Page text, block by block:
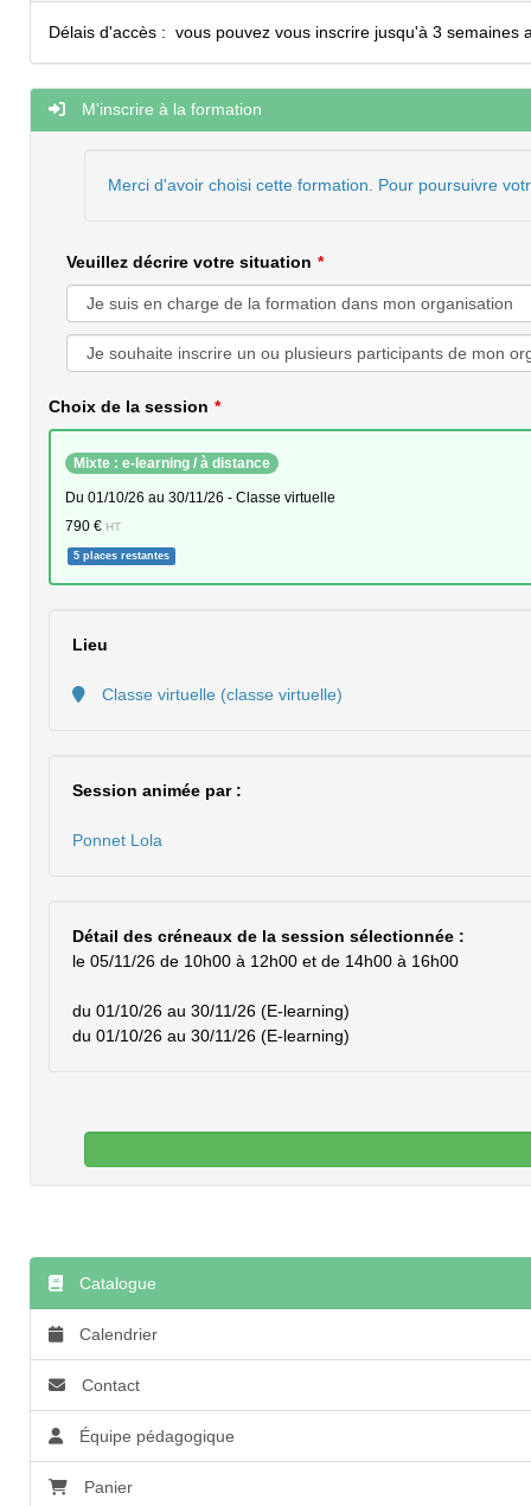
Délais d'accès : vous pouvez vous inscrire jusqu'à 3
M'inscrire à la formation
Merci d'avoir choisi cette formation. Pour poursuivre
Veuillez décrire votre situation
Choix de la session
Mixte : e-learning / à distance
du 01/10/26 au 30/11/26 - Classe virtuelle
790 € HT
5 places restantes
Lieu
Classe virtuelle (classe virtuelle)
Session animée par :
Ponnet Lola
Détail des créneaux de la session sélectionnée :
le 05/11/26 de 10h00 à 12h00 et de 14h00 à 16h00
du 01/10/26 au 30/11/26 (E-learning)
du 01/10/26 au 30/11/26 (E-learning)
Catalogue
Calendrier
Contact
Équipe pédagogique
Panier